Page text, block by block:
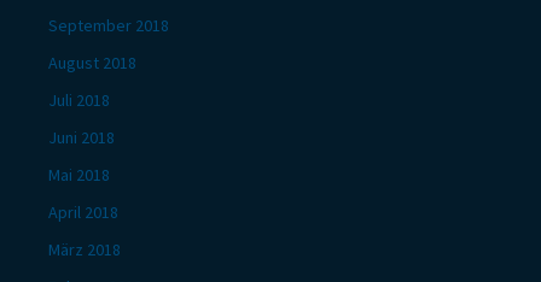
September 2018
August 2018
Juli 2018
Juni 2018
Mai 2018
April 2018
März 2018